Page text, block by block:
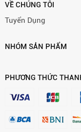
VỀ CHÚNG TÔI
Tuyển Dụng
NHÓM SẢN PHẨM
PHƯƠNG THỨC